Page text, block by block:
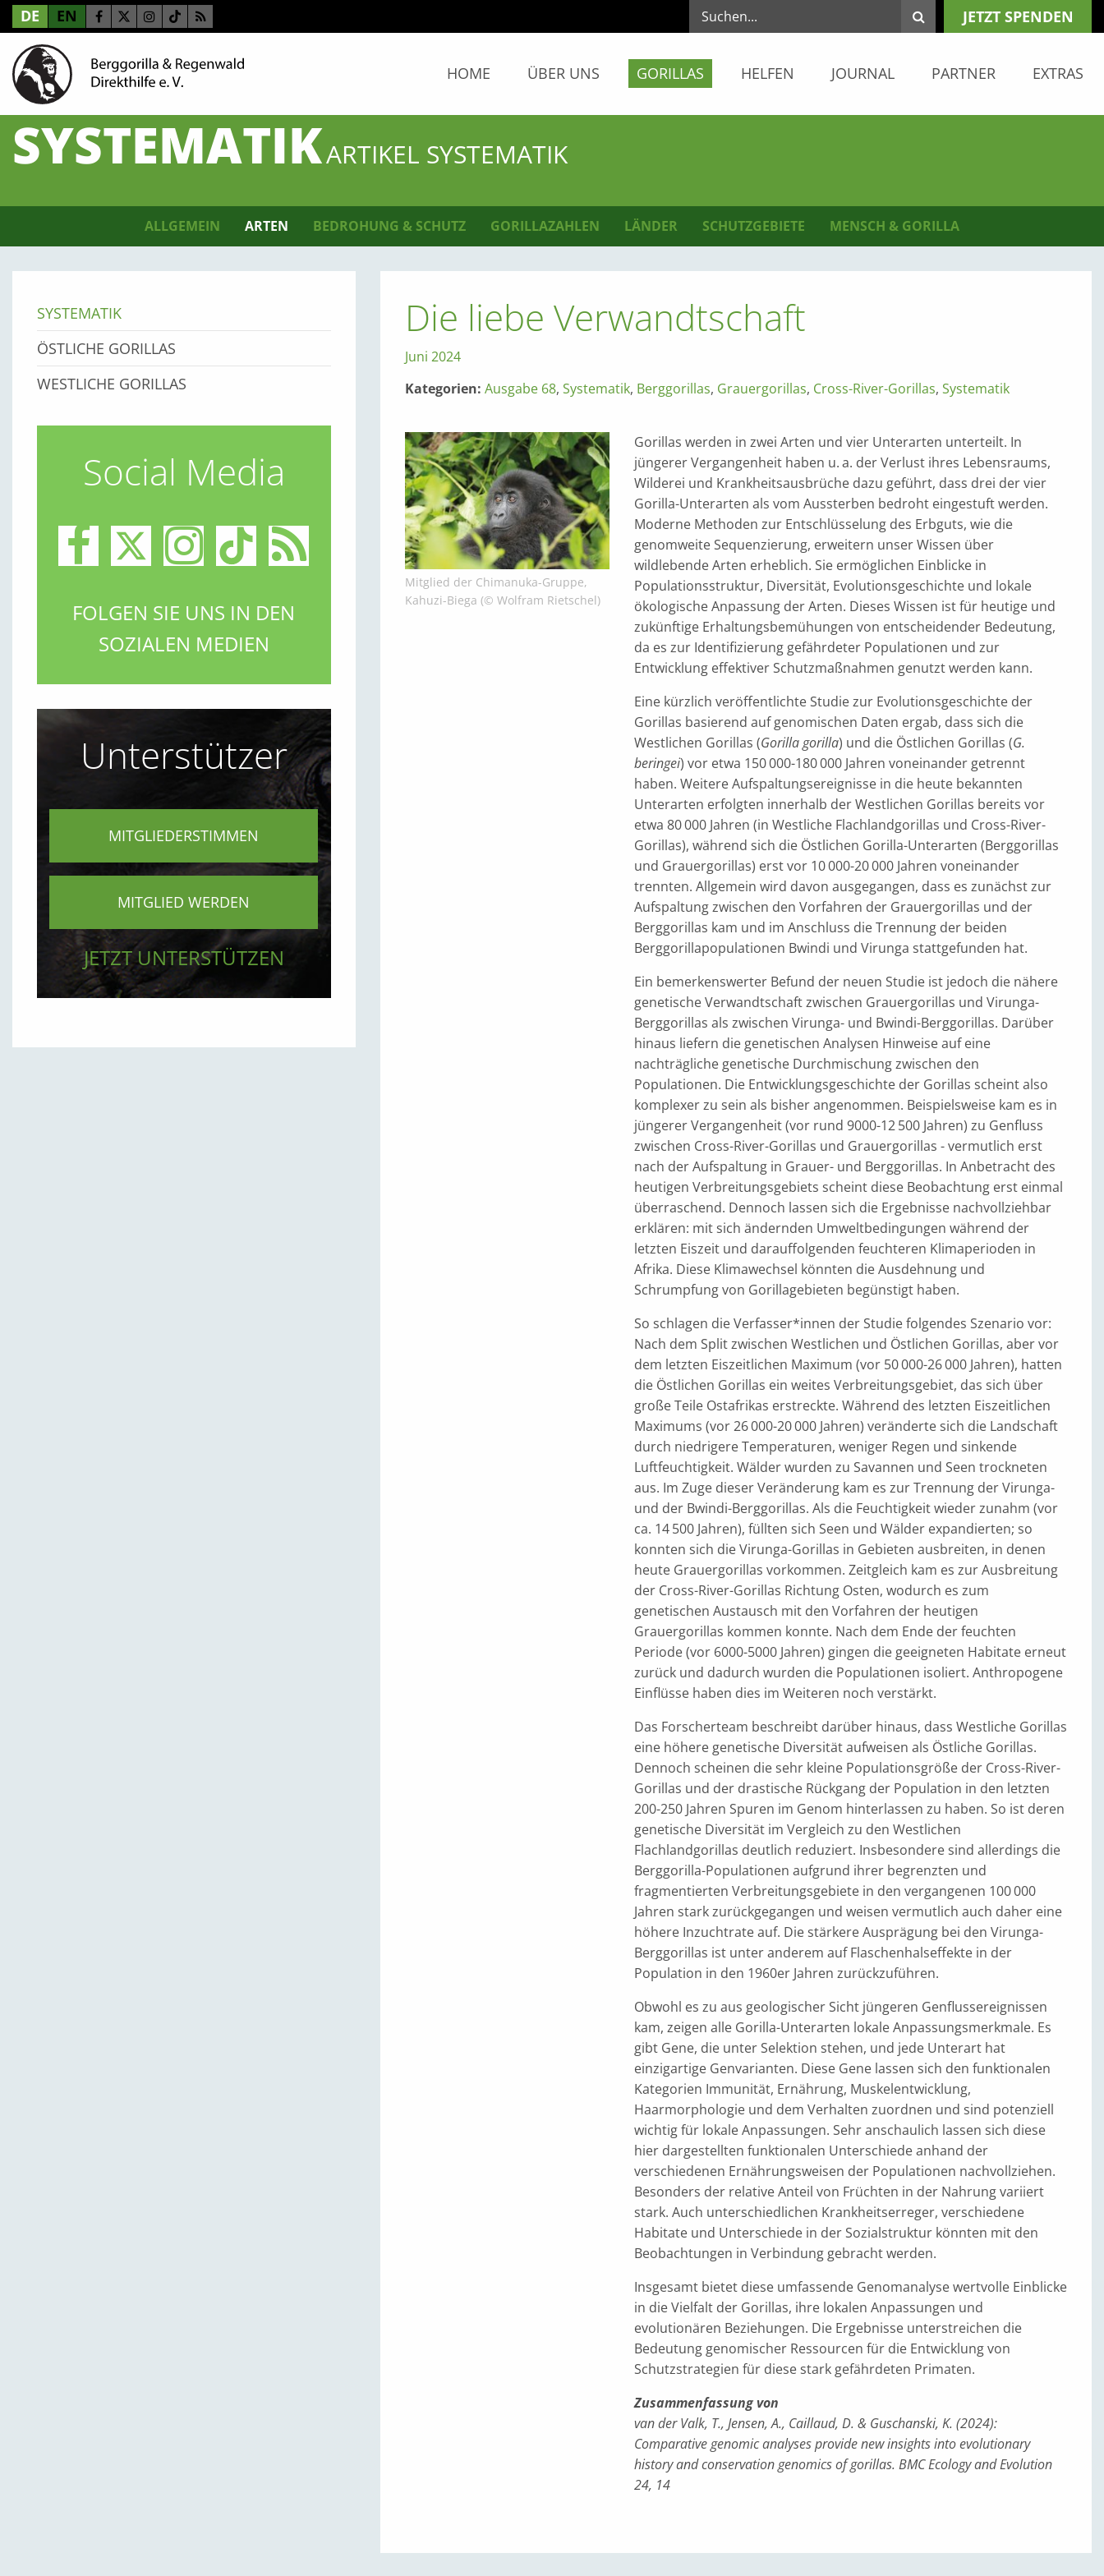
DE EN JETZT SPENDEN
HOME ÜBER UNS GORILLAS HELFEN JOURNAL PARTNER EXTRAS
SYSTEMATIKARTIKEL SYSTEMATIK
ALLGEMEIN ARTEN BEDROHUNG & SCHUTZ GORILLAZAHLEN LÄNDER SCHUTZGEBIETE MENSCH & GORILLA
Die liebe Verwandtschaft
Juni 2024
Kategorien: Ausgabe 68, Systematik, Berggorillas, Grauergorillas, Cross-River-Gorillas, Systematik
Mitglied der Chimanuka-Gruppe,
Kahuzi-Biega (© Wolfram Rietschel)
Gorillas werden in zwei Arten und vier Unterarten unterteilt. In
jüngerer Vergangenheit haben u. a. der Verlust ihres Lebensraums,
Wilderei und Krankheitsausbrüche dazu geführt, dass drei der vier
Gorilla-Unterarten als vom Aussterben bedroht eingestuft werden.
Moderne Methoden zur Entschlüsselung des Erbguts, wie die
genomweite Sequenzierung, erweitern unser Wissen über
wildlebende Arten erheblich. Sie ermöglichen Einblicke in
Populationsstruktur, Diversität, Evolutionsgeschichte und lokale
ökologische Anpassung der Arten. Dieses Wissen ist für heutige und
zukünftige Erhaltungsbemühungen von entscheidender Bedeutung,
da es zur Identifizierung gefährdeter Populationen und zur
Entwicklung effektiver Schutzmaßnahmen genutzt werden kann.
Eine kürzlich veröffentlichte Studie zur Evolutionsgeschichte der
Gorillas basierend auf genomischen Daten ergab, dass sich die
Westlichen Gorillas (Gorilla gorilla) und die Östlichen Gorillas (G.
beringei) vor etwa 150 000-180 000 Jahren voneinander getrennt
haben. Weitere Aufspaltungsereignisse in die heute bekannten
Unterarten erfolgten innerhalb der Westlichen Gorillas bereits vor
etwa 80 000 Jahren (in Westliche Flachlandgorillas und Cross-River-
Gorillas), während sich die Östlichen Gorilla-Unterarten (Berggorillas
und Grauergorillas) erst vor 10 000-20 000 Jahren voneinander
trennten. Allgemein wird davon ausgegangen, dass es zunächst zur
Aufspaltung zwischen den Vorfahren der Grauergorillas und der
Berggorillas kam und im Anschluss die Trennung der beiden
Berggorillapopulationen Bwindi und Virunga stattgefunden hat.
Ein bemerkenswerter Befund der neuen Studie ist jedoch die nähere
genetische Verwandtschaft zwischen Grauergorillas und Virunga-
Berggorillas als zwischen Virunga- und Bwindi-Berggorillas. Darüber
hinaus liefern die genetischen Analysen Hinweise auf eine
nachträgliche genetische Durchmischung zwischen den
Populationen. Die Entwicklungsgeschichte der Gorillas scheint also
komplexer zu sein als bisher angenommen. Beispielsweise kam es in
jüngerer Vergangenheit (vor rund 9000-12 500 Jahren) zu Genfluss
zwischen Cross-River-Gorillas und Grauergorillas - vermutlich erst
nach der Aufspaltung in Grauer- und Berggorillas. In Anbetracht des
heutigen Verbreitungsgebiets scheint diese Beobachtung erst einmal
überraschend. Dennoch lassen sich die Ergebnisse nachvollziehbar
erklären: mit sich ändernden Umweltbedingungen während der
letzten Eiszeit und darauffolgenden feuchteren Klimaperioden in
Afrika. Diese Klimawechsel könnten die Ausdehnung und
Schrumpfung von Gorillagebieten begünstigt haben.
So schlagen die Verfasser*innen der Studie folgendes Szenario vor:
Nach dem Split zwischen Westlichen und Östlichen Gorillas, aber vor
dem letzten Eiszeitlichen Maximum (vor 50 000-26 000 Jahren), hatten
die Östlichen Gorillas ein weites Verbreitungsgebiet, das sich über
große Teile Ostafrikas erstreckte. Während des letzten Eiszeitlichen
Maximums (vor 26 000-20 000 Jahren) veränderte sich die Landschaft
durch niedrigere Temperaturen, weniger Regen und sinkende
Luftfeuchtigkeit. Wälder wurden zu Savannen und Seen trockneten
aus. Im Zuge dieser Veränderung kam es zur Trennung der Virunga-
und der Bwindi-Berggorillas. Als die Feuchtigkeit wieder zunahm (vor
ca. 14 500 Jahren), füllten sich Seen und Wälder expandierten; so
konnten sich die Virunga-Gorillas in Gebieten ausbreiten, in denen
heute Grauergorillas vorkommen. Zeitgleich kam es zur Ausbreitung
der Cross-River-Gorillas Richtung Osten, wodurch es zum
genetischen Austausch mit den Vorfahren der heutigen
Grauergorillas kommen konnte. Nach dem Ende der feuchten
Periode (vor 6000-5000 Jahren) gingen die geeigneten Habitate erneut
zurück und dadurch wurden die Populationen isoliert. Anthropogene
Einflüsse haben dies im Weiteren noch verstärkt.
Das Forscherteam beschreibt darüber hinaus, dass Westliche Gorillas
eine höhere genetische Diversität aufweisen als Östliche Gorillas.
Dennoch scheinen die sehr kleine Populationsgröße der Cross-River-
Gorillas und der drastische Rückgang der Population in den letzten
200-250 Jahren Spuren im Genom hinterlassen zu haben. So ist deren
genetische Diversität im Vergleich zu den Westlichen
Flachlandgorillas deutlich reduziert. Insbesondere sind allerdings die
Berggorilla-Populationen aufgrund ihrer begrenzten und
fragmentierten Verbreitungsgebiete in den vergangenen 100 000
Jahren stark zurückgegangen und weisen vermutlich auch daher eine
höhere Inzuchtrate auf. Die stärkere Ausprägung bei den Virunga-
Berggorillas ist unter anderem auf Flaschenhalseffekte in der
Population in den 1960er Jahren zurückzuführen.
Obwohl es zu aus geologischer Sicht jüngeren Genflussereignissen
kam, zeigen alle Gorilla-Unterarten lokale Anpassungsmerkmale. Es
gibt Gene, die unter Selektion stehen, und jede Unterart hat
einzigartige Genvarianten. Diese Gene lassen sich den funktionalen
Kategorien Immunität, Ernährung, Muskelentwicklung,
Haarmorphologie und dem Verhalten zuordnen und sind potenziell
wichtig für lokale Anpassungen. Sehr anschaulich lassen sich diese
hier dargestellten funktionalen Unterschiede anhand der
verschiedenen Ernährungsweisen der Populationen nachvollziehen.
Besonders der relative Anteil von Früchten in der Nahrung variiert
stark. Auch unterschiedlichen Krankheitserreger, verschiedene
Habitate und Unterschiede in der Sozialstruktur könnten mit den
Beobachtungen in Verbindung gebracht werden.
Insgesamt bietet diese umfassende Genomanalyse wertvolle Einblicke
in die Vielfalt der Gorillas, ihre lokalen Anpassungen und
evolutionären Beziehungen. Die Ergebnisse unterstreichen die
Bedeutung genomischer Ressourcen für die Entwicklung von
Schutzstrategien für diese stark gefährdeten Primaten.
Zusammenfassung von
van der Valk, T., Jensen, A., Caillaud, D. & Guschanski, K. (2024):
Comparative genomic analyses provide new insights into evolutionary
history and conservation genomics of gorillas. BMC Ecology and Evolution
24, 14
SYSTEMATIK
ÖSTLICHE GORILLAS
WESTLICHE GORILLAS
Social Media
FOLGEN SIE UNS IN DEN
SOZIALEN MEDIEN
Unterstützer
MITGLIEDERSTIMMEN
MITGLIED WERDEN
JETZT UNTERSTÜTZEN